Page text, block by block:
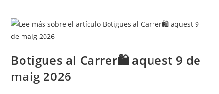
Botigues al Carrer🛍️ aquest 9 de
maig 2026